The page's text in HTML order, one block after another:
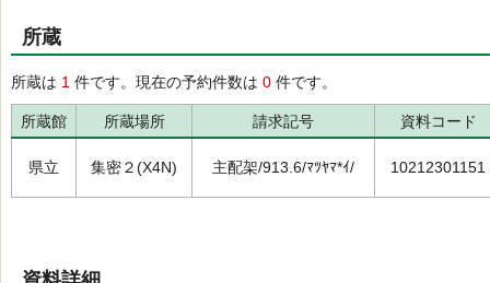
所蔵
所蔵は 1 件です。現在の予約件数は 0 件です。
所蔵館 所蔵場所 請求記号 資料コード
県立 集密２(X4N) 主配架/913.6/ﾏﾂﾔﾏ*ｲ/ 10212301151